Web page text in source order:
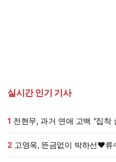
실시간 인기 기사
1
친구들이 연락 끊어" (내사패)
2
될 여자, 계속 명품 사 나를텐데"